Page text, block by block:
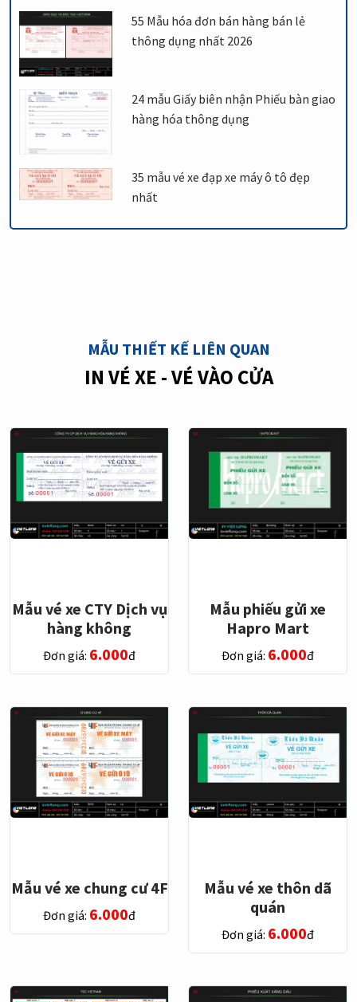
55 Mẫu hóa đơn bán hàng bán lẻ
thông dụng nhất 2026
24 mẫu Giấy biên nhận Phiếu bàn giao
hàng hóa thông dụng
35 mẫu vé xe đạp xe máy ô tô đẹp
nhất
MẪU THIẾT KẾ LIÊN QUAN
IN VÉ XE - VÉ VÀO CỬA
Mẫu vé xe CTY Dịch vụ
hàng không
Đơn giá: 6.000đ
Mẫu phiếu gửi xe
Hapro Mart
Đơn giá: 6.000đ
Mẫu vé xe chung cư 4F
Đơn giá: 6.000đ
Mẫu vé xe thôn dã
quán
Đơn giá: 6.000đ